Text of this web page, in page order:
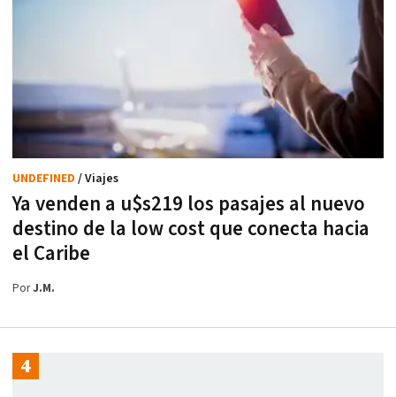
Ya venden a u$s219 los pasajes al nuevo
destino de la low cost que conecta hacia
el Caribe
UNDEFINED / Viajes
PorJ.M.